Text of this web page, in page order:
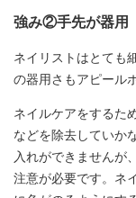
強み②手先が器用
ネイリストはとても
の器用さもアピール
ネイルケアをするた
などを除去していか
入れができませんが
注意が必要です。ネ